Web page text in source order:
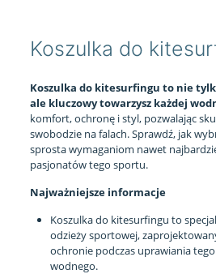
Koszulka do
Koszulka do kitesurfingu to nie
ale kluczowy towarzysz każdej
komfort, ochronę i styl, pozwalając
swobodzie na falach. Sprawdź, jak
sprosta wymaganiom nawet
pasjonatów tego sportu.
Najważniejsze informacje
Koszulka do kitesurfingu to
odzieży sportowej,
ochronie podczas uprawiania
wodnego.